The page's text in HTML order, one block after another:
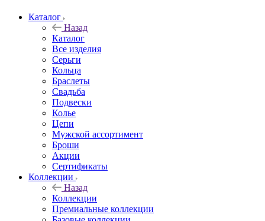
Каталог
Назад
Каталог
Все изделия
Серьги
Кольца
Браслеты
Свадьба
Подвески
Колье
Цепи
Мужской ассортимент
Броши
Акции
Сертификаты
Коллекции
Назад
Коллекции
Премиальные коллекции